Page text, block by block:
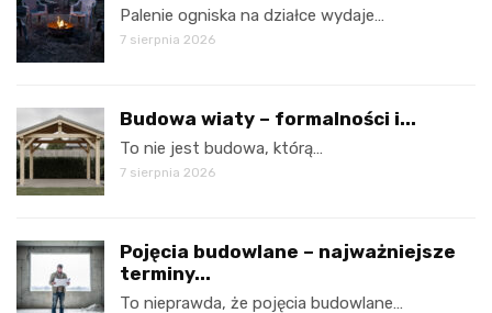
Palenie ogniska na działce wydaje…
7 sierpnia 2026
Budowa wiaty – formalności i...
To nie jest budowa, którą…
7 sierpnia 2026
Pojęcia budowlane – najważniejsze
terminy...
To nieprawda, że pojęcia budowlane…